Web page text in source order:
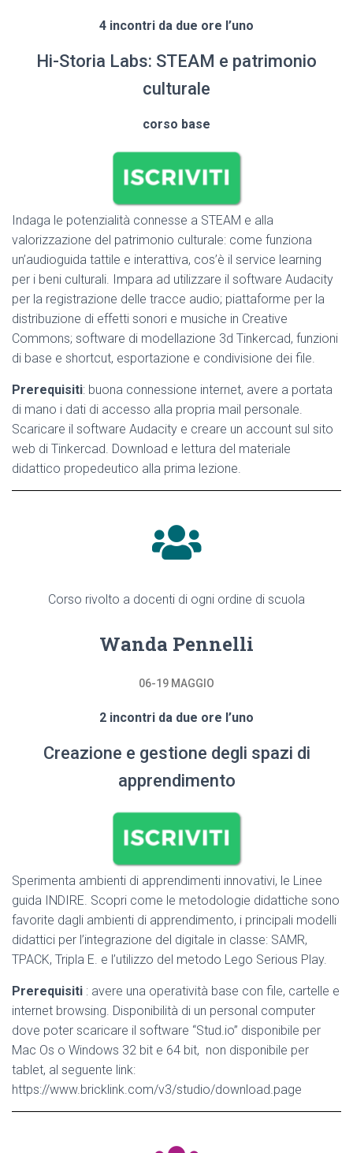
4 incontri da due ore l’uno
Hi-Storia Labs: STEAM e patrimonio
culturale
corso base
Indaga le potenzialità connesse a STEAM e alla
valorizzazione del patrimonio culturale: come funziona
un’audioguida tattile e interattiva, cos’è il service learning
per i beni culturali. Impara ad utilizzare il software Audacity
per la registrazione delle tracce audio; piattaforme per la
distribuzione di effetti sonori e musiche in Creative
Commons; software di modellazione 3d Tinkercad, funzioni
di base e shortcut, esportazione e condivisione dei file.
Prerequisiti: buona connessione internet, avere a portata
di mano i dati di accesso alla propria mail personale.
Scaricare il software Audacity e creare un account sul sito
web di Tinkercad. Download e lettura del materiale
didattico propedeutico alla prima lezione.
Corso rivolto a docenti di ogni ordine di scuola
Wanda Pennelli
06-19 MAGGIO
2 incontri da due ore l’uno
Creazione e gestione degli spazi di
apprendimento
Sperimenta ambienti di apprendimenti innovativi, le Linee
guida INDIRE. Scopri come le metodologie didattiche sono
favorite dagli ambienti di apprendimento, i principali modelli
didattici per l’integrazione del digitale in classe: SAMR,
TPACK, Tripla E. e l’utilizzo del metodo Lego Serious Play.
Prerequisiti : avere una operatività base con file, cartelle e
internet browsing. Disponibilità di un personal computer
dove poter scaricare il software “Stud.io” disponibile per
Mac Os o Windows 32 bit e 64 bit, non disponibile per
tablet, al seguente link:
https://www.bricklink.com/v3/studio/download.page